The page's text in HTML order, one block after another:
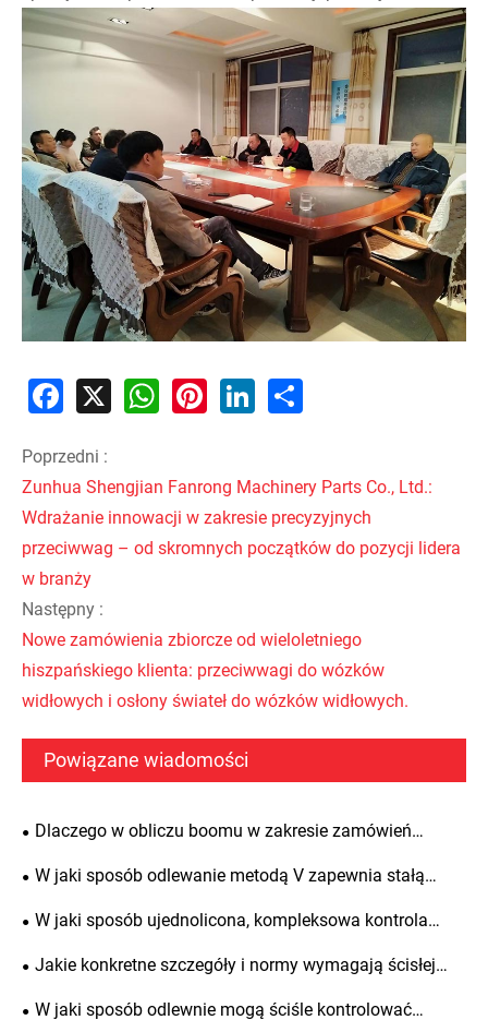
Facebook
X WhatsAppPinterestLinkedInShare
Poprzedni :
Zunhua Shengjian Fanrong Machinery Parts Co., Ltd.:
Wdrażanie innowacji w zakresie precyzyjnych
przeciwwag – od skromnych początków do pozycji lidera
w branży
Następny :
Nowe zamówienia zbiorcze od wieloletniego
hiszpańskiego klienta: przeciwwagi do wózków
widłowych i osłony świateł do wózków widłowych.
Powiązane wiadomości
Dlaczego w obliczu boomu w zakresie zamówień
infrastrukturalnych na Bliskim Wschodzie przeciwwagi
zagranicznych klientów?
W jaki sposób odlewanie metodą V zapewnia stałą
jakość? Zunhua Shengjian Fanrong publikuje
środków pomocniczych do topienia
W jaki sposób ujednolicona, kompleksowa kontrola
procesu zapewnia jakość żeliwnych przeciwwag
Jakie konkretne szczegóły i normy wymagają ścisłej
kontroli podczas produkcji na zamówienie w przypadku
W jaki sposób odlewnie mogą ściśle kontrolować